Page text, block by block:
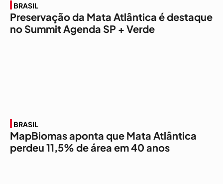
BRASIL
Preservação da Mata Atlântica é destaque
no Summit Agenda SP + Verde
BRASIL
MapBiomas aponta que Mata Atlântica
perdeu 11,5% de área em 40 anos